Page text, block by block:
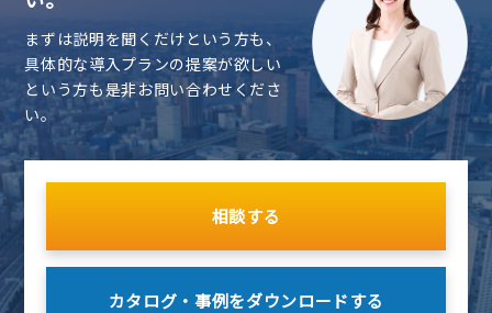
まずは説明を聞くだけという方も、
具体的な導入プランの提案が欲しい
という方も是非お問い合わせくださ
い。
相談する
カタログ・事例をダウンロードする